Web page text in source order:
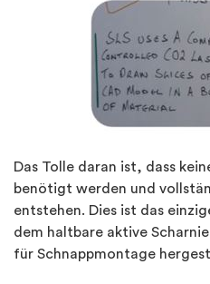
Das Tolle daran ist, dass
benötigt werden und
entstehen. Dies ist das
dem haltbare aktive
für Schnappmontage